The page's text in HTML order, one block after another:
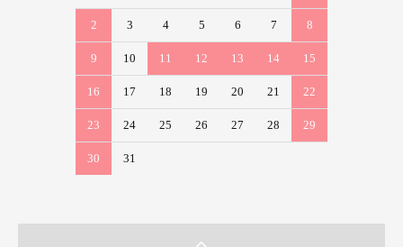
2 3 4 5 6 7 8
9 10 11 12 13 14 15
16 17 18 19 20 21 22
23 24 25 26 27 28 29
30 31